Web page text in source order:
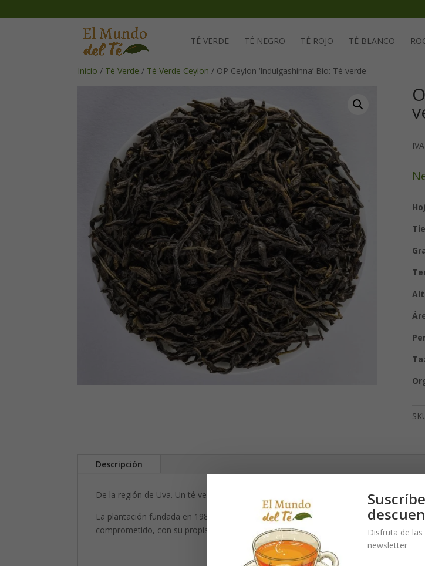
TÉ VERDE TÉ NEGRO TÉ ROJO TÉ BLANCO
Inicio / Té Verde / Té Verde Ceylon / OP Ceylon ‘Indulgashinna’ Bio: Té verde
Descripción
De la región de Uva. Un té verde de calidad tradicional con una nota de tarta
La plantación fundada en 1984 y certificada orgánica desde 1987, como una de las
comprometido, con su propia escuela y casa de retiro.
Disfruta de
newsletter